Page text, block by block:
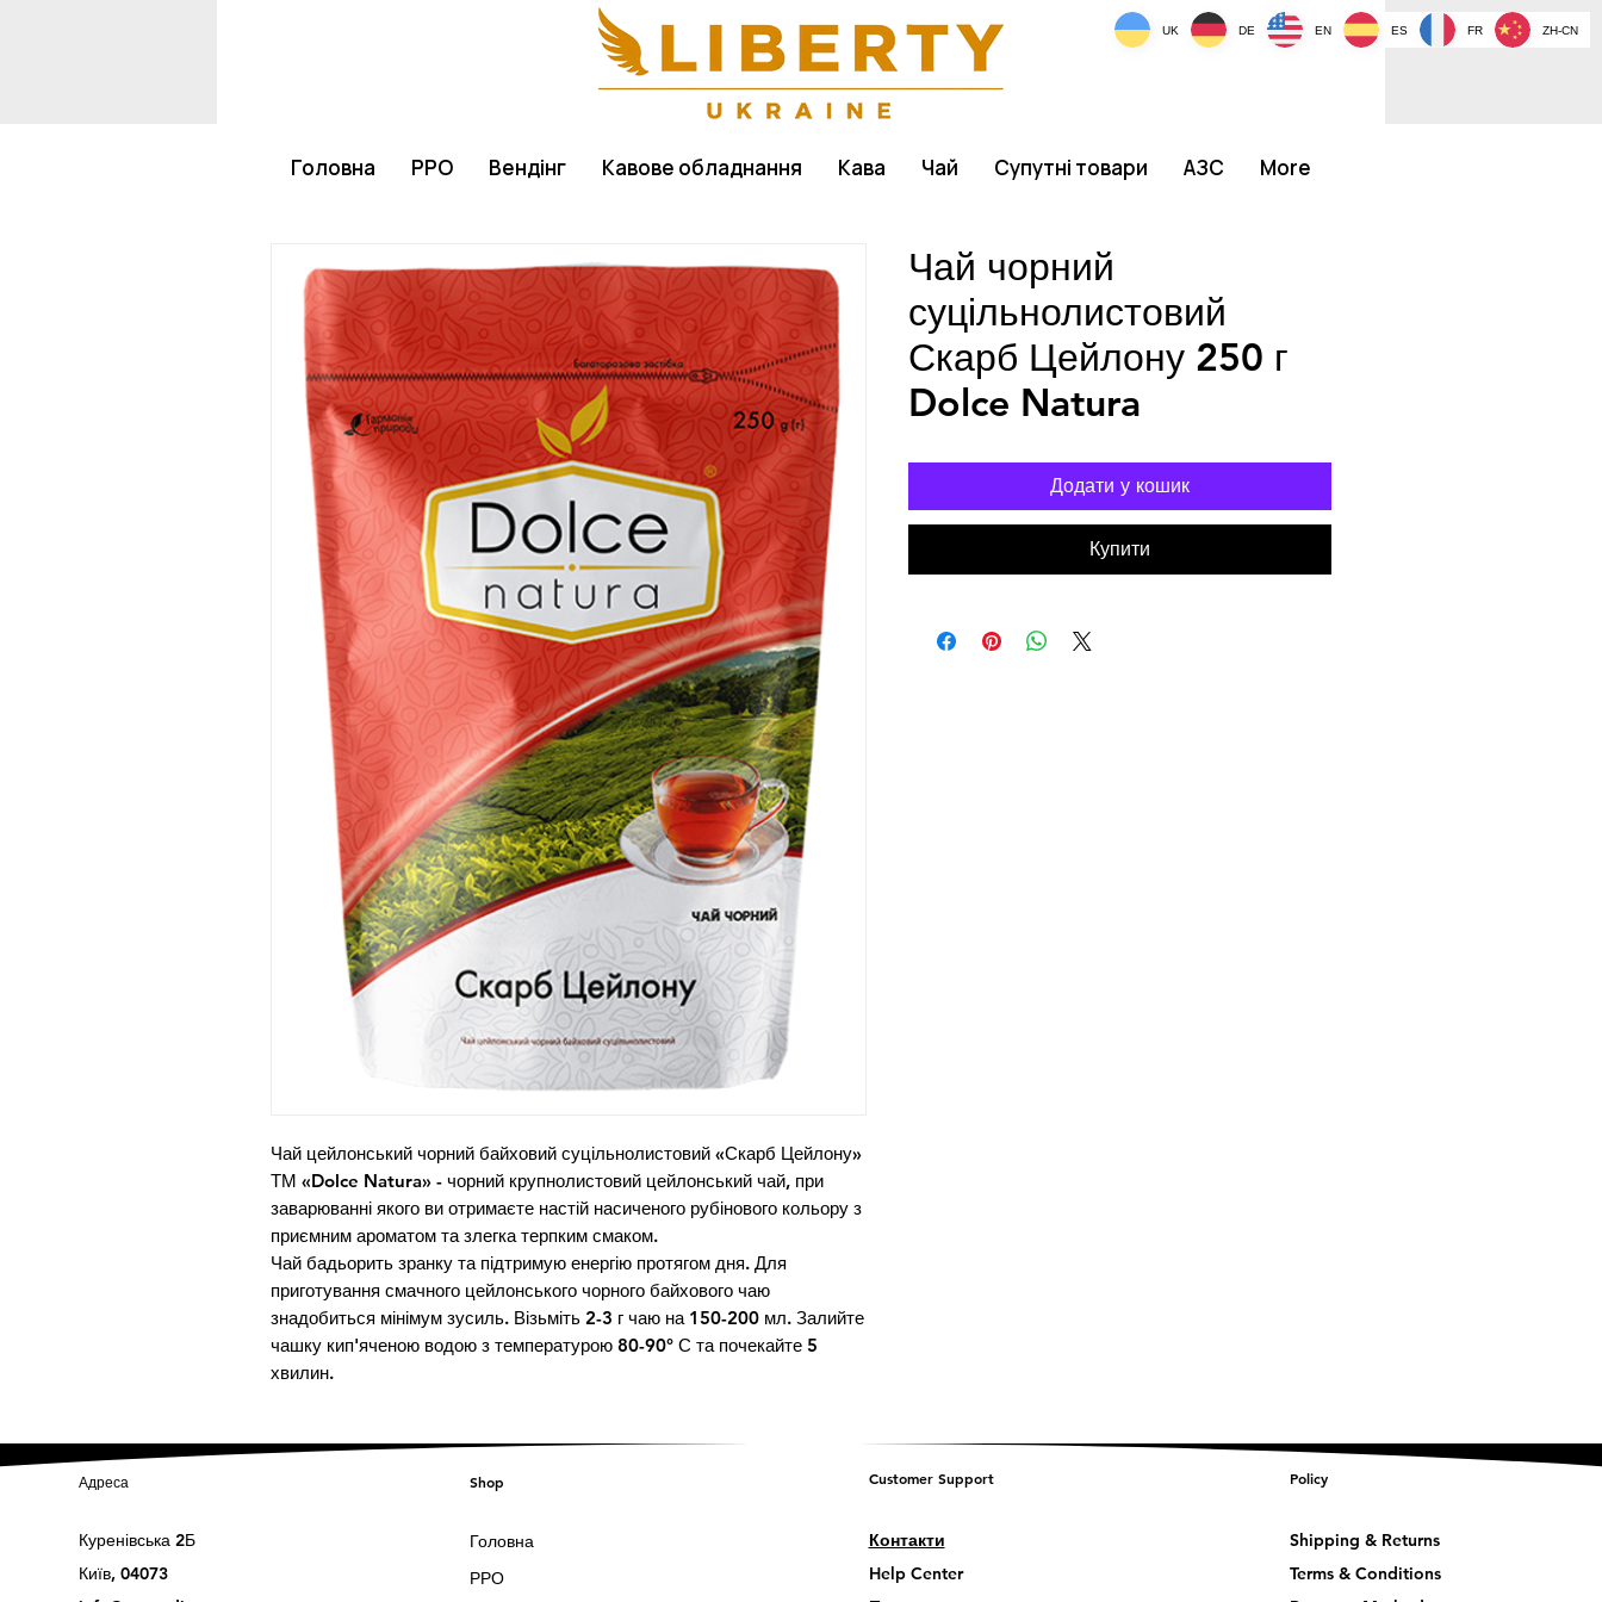
Головна РРО Вендінг Кавове обладнання Кава Чай Супутні товари АЗС More
Чай цейлонський чорний байховий суцільнолистовий «Скарб Цейлону»
ТМ «Dolce Natura» - чорний крупнолистовий цейлонський чай, при
заварюванні якого ви отримаєте настій насиченого рубінового кольору з
приємним ароматом та злегка терпким смаком.
Чай бадьорить зранку та підтримую енергію протягом дня. Для
приготування смачного цейлонського чорного байхового чаю
знадобиться мінімум зусиль. Візьміть 2-3 г чаю на 150-200 мл. Залийте
чашку кип'яченою водою з температурою 80-90° С та почекайте 5
хвилин.
Чай чорний
суцільнолистовий
Скарб Цейлону 250 г
Dolce Natura
Додати у кошик
Купити
Адреса
Куренівська 2Б
Київ, 04073
Shop
Головна
РРО
Customer Support
Контакти
Help Center
Policy
Shipping & Returns
Terms & Conditions
UK DE EN ES FR ZH-CN